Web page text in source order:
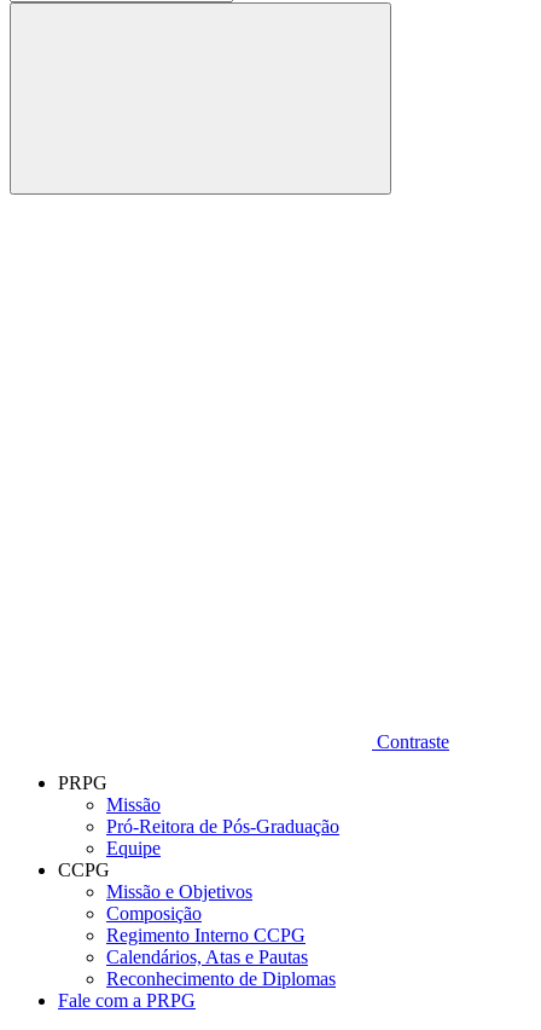
Buscar
Contraste
PRPG
Missão
Pró-Reitora de Pós-Graduação
Equipe
CCPG
Missão e Objetivos
Composição
Regimento Interno CCPG
Calendários, Atas e Pautas
Reconhecimento de Diplomas
Fale com a PRPG